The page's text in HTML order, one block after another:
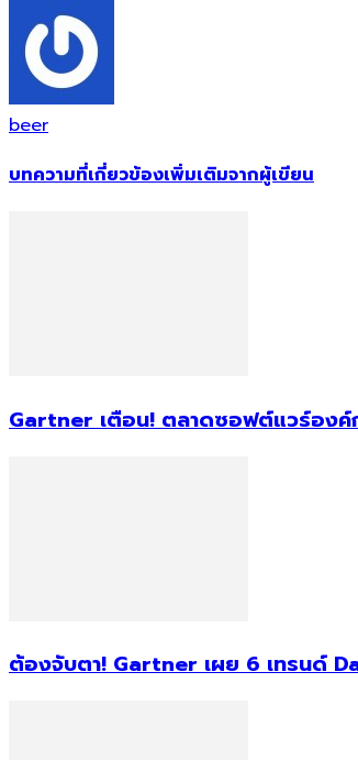
beer
บทความที่เกี่ยวข้องเพิ่มเติมจากผู้เขียน
Gartner เตือน! ตลาดซอฟต์แวร์องค์
ต้องจับตา! Gartner เผย 6 เทรนด์